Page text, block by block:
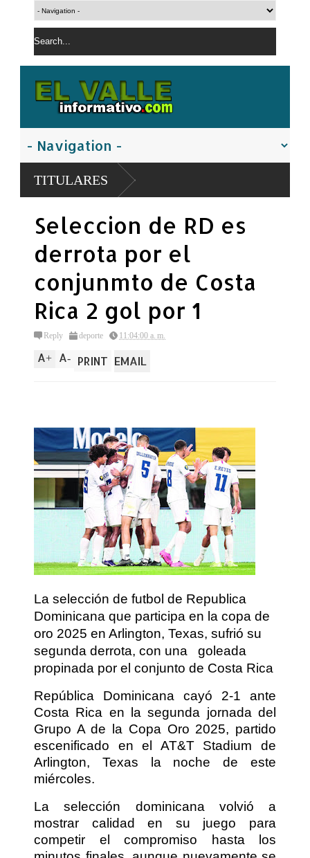
TITULARES
San Juan
Seleccion de RD es
derrota por el
conjunmto de Costa
Rica 2 gol por 1
Reply deporte 11:04:00 a. m.
A+ A- PRINT EMAIL
La selección de futbol de Republica
Dominicana que participa en la copa de
oro 2025 en Arlington, Texas, sufrió su
segunda derrota, con una
goleada
propinada por el conjunto de Costa Rica
República Dominicana cayó 2-1 ante
Costa Rica en la segunda jornada del
Grupo A de la Copa Oro 2025, partido
escenificado en el AT&T Stadium de
Arlington, Texas la noche de este
miércoles.
La selección dominicana volvió a
mostrar calidad en su juego para
competir el compromiso hasta los